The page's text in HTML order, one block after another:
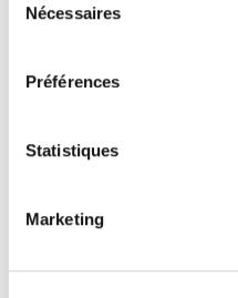
Nécessaires
Préférences
Statistiques
Marketing
Members